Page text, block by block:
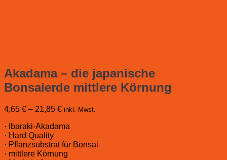
Akadama – die japanische
Bonsaierde mittlere Körnung
4,65 € – 21,85 € inkl. Mwst.
· Ibaraki-Akadama
· Hard Quality
· Pflanzsubstrat für Bonsai
· mittlere Körnung